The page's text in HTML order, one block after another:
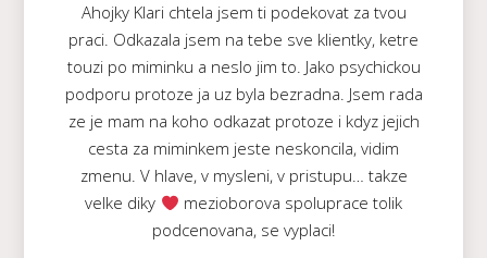
Ahojky Klari chtela jsem ti podekovat za tvou
praci. Odkazala jsem na tebe sve klientky, ketre
touzi po miminku a neslo jim to. Jako psychickou
podporu protoze ja uz byla bezradna. Jsem rada
ze je mam na koho odkazat protoze i kdyz jejich
cesta za miminkem jeste neskoncila, vidim
zmenu. V hlave, v mysleni, v pristupu… takze
velke diky
mezioborova spoluprace tolik
podcenovana, se vyplaci!